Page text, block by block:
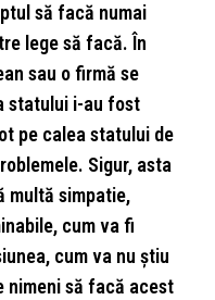
să facă numai
lege să facă. În
sau o firmă se
statului i-au fost
pe calea statului de
Sigur, asta
multă simpatie,
cum va fi
cum va nu ştiu
nimeni să facă acest